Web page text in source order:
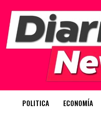
POLITICA ECONOMÍA